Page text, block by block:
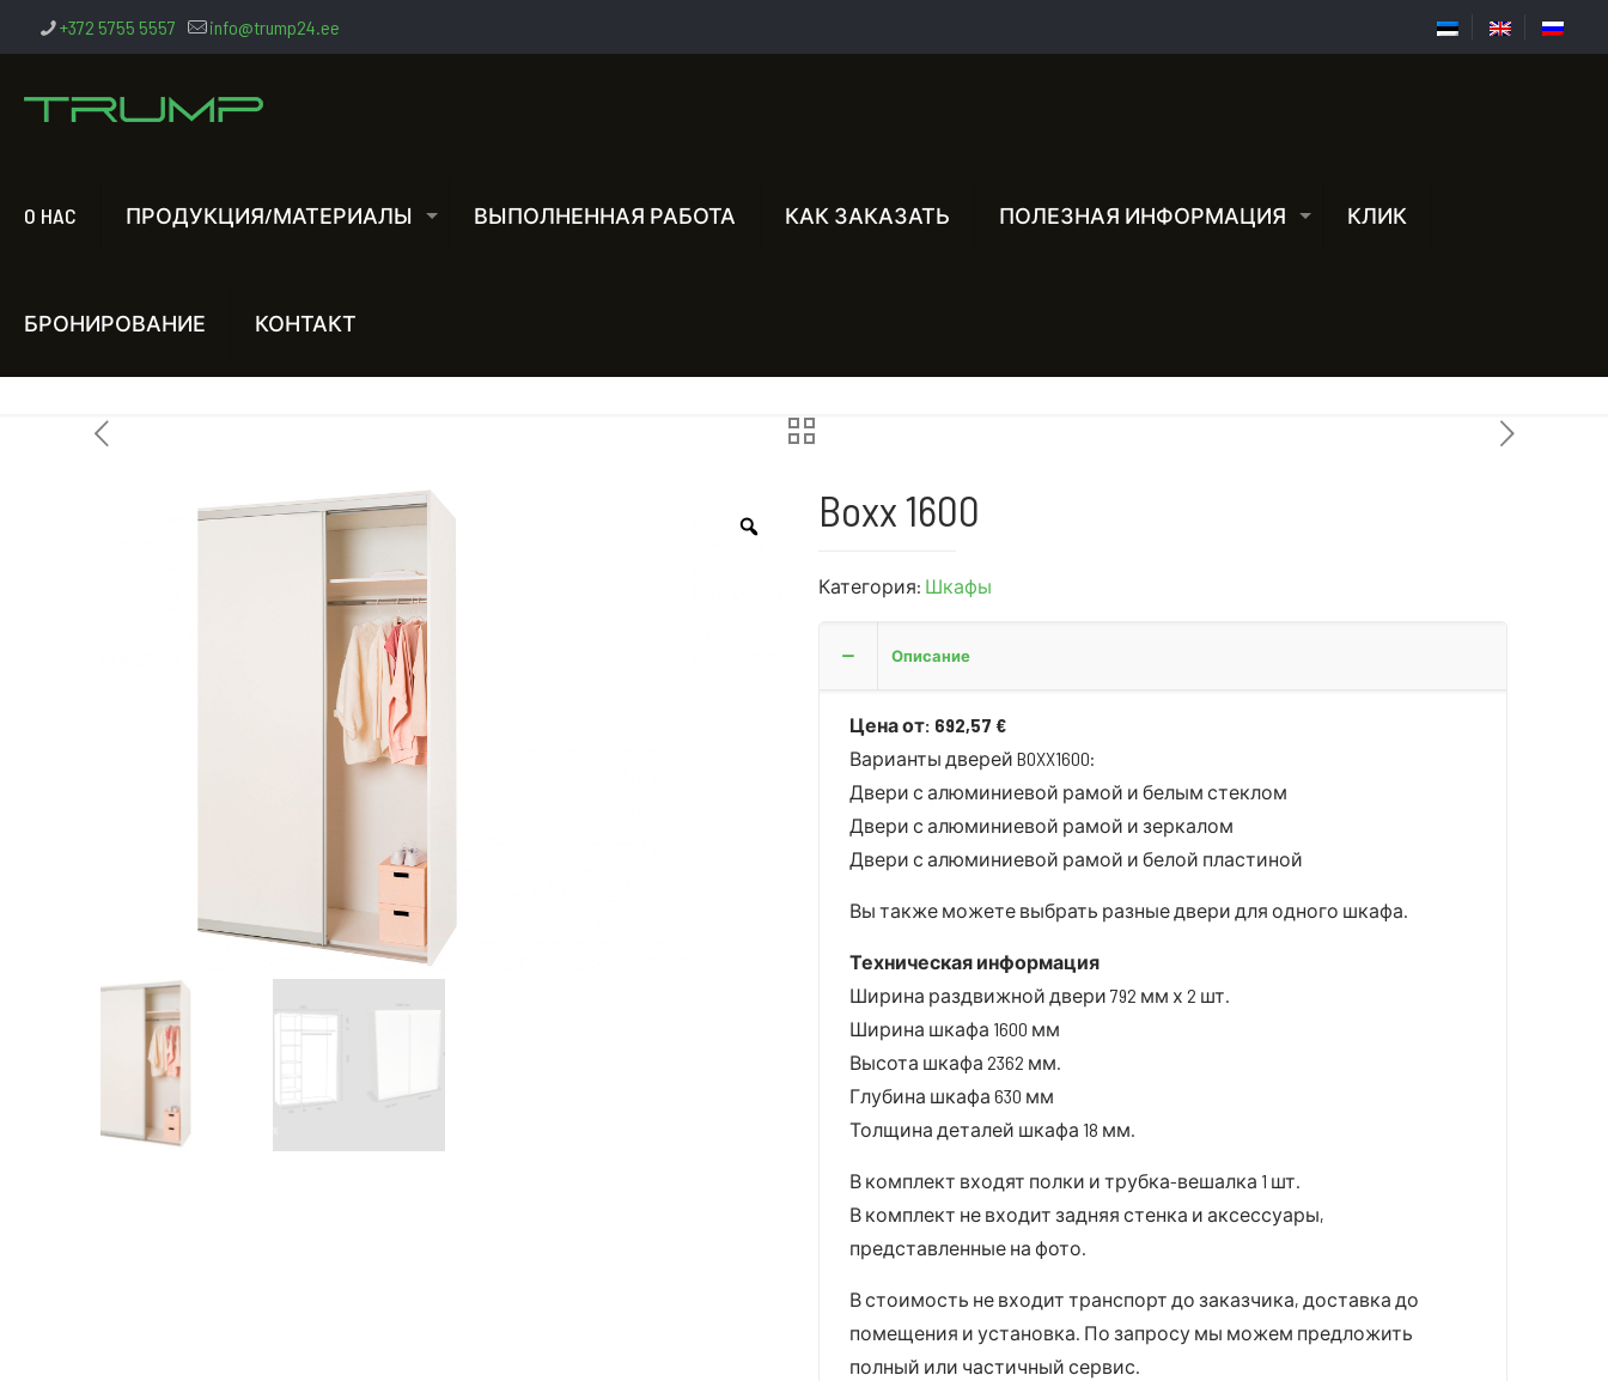
+372 5755 5557 info@trump24.ee
O HAC ПРОДУКЦИЯ/МАТЕРИАЛЫ ВЫПОЛНЕННАЯ РАБОТА КАК ЗАКАЗАТЬ ПОЛЕЗНАЯ ИНФОРМАЦИЯ КЛИК
БРОНИРОВАНИЕ КОНТАКТ
Boxx 1600
Категория: Шкафы
Описание
Цена от: 692,57 €
Варианты дверей BOXX1600:
Двери с алюминиевой рамой и белым стеклом
Двери с алюминиевой рамой и зеркалом
Двери с алюминиевой рамой и белой пластиной
Вы также можете выбрать разные двери для одного шкафа.
Техническая информация
Ширина раздвижной двери 792 мм х 2 шт.
Ширина шкафа 1600 мм
Высота шкафа 2362 мм.
Глубина шкафа 630 мм
Толщина деталей шкафа 18 мм.
В комплект входят полки и трубка-вешалка 1 шт.
В комплект не входит задняя стенка и аксессуары,
представленные на фото.
В стоимость не входит транспорт до заказчика, доставка до
помещения и установка. По запросу мы можем предложить
полный или частичный сервис.